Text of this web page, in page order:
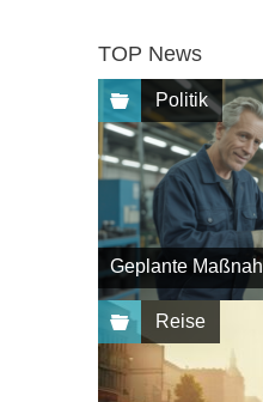
TOP News
Politik
Geplante
Reise